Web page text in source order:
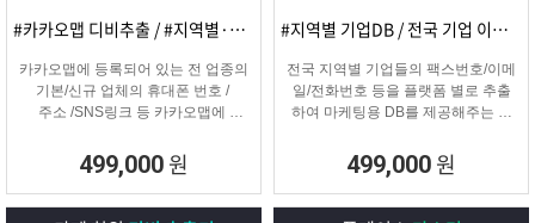
#카카오맵 디비추출 / #지역별·키워드별 DB 추출
카카오맵에 등록되어 있는 전 업종의
기본/신규 업체의 휴대폰 번호 /
주소 /SNS링크 등 카카오맵에
수집하는 DB추출 프로그램
499,000 원
#지역별 기업DB / 전국 기업 이메일 및 팩스
전국 지역별 기업들의 팩스번호/이메
일/전화번호 등을 플랫폼 별로 추출
하여 마케팅용 DB를 제공해주는 프
499,000 원